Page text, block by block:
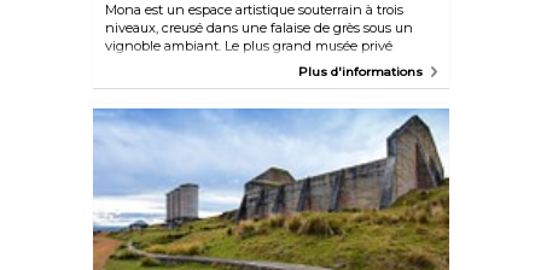
Mona est un espace artistique souterrain à trois
niveaux, creusé dans une falaise de grès sous un
vignoble ambiant. Le plus grand musée privé
d'Australie, son approche curatoriale nonPlus d'informations